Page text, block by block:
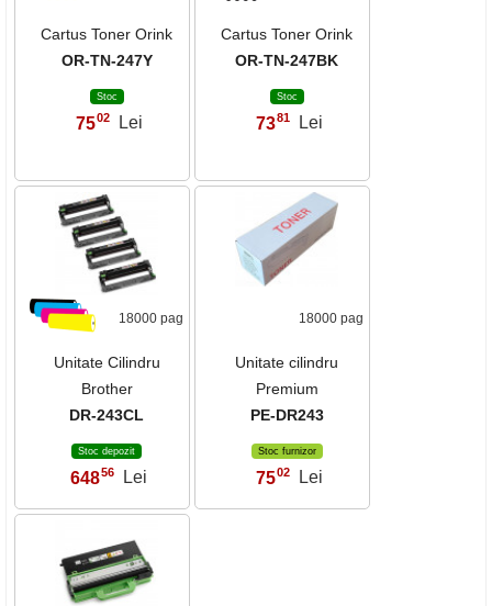
Cartus Toner Orink
OR-TN-247Y
Stoc
7502 Lei
Cartus Toner Orink
OR-TN-247BK
Stoc
7381 Lei
18000 pag
Unitate Cilindru
Brother
DR-243CL
Stoc depozit
64856 Lei
18000 pag
Unitate cilindru
Premium
PE-DR243
Stoc furnizor
7502 Lei